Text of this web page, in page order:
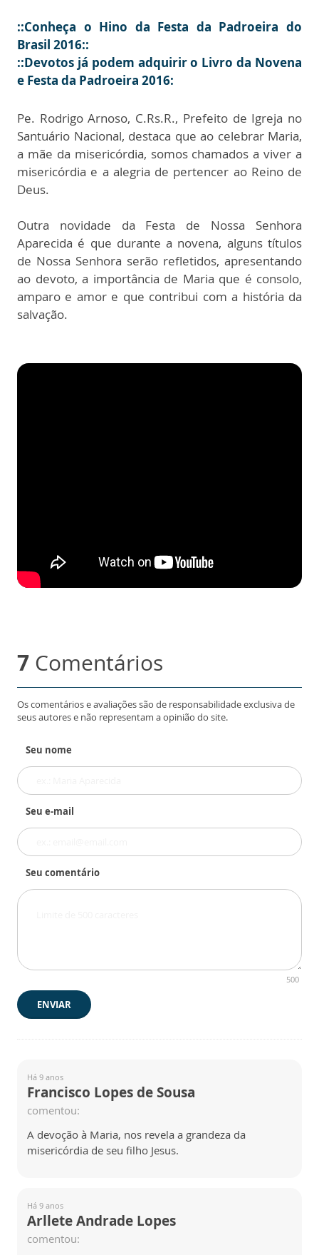
::Conheça o Hino da Festa da Padroeira do
Brasil 2016::
::Devotos já podem adquirir o Livro da Novena
e Festa da Padroeira 2016:
Pe. Rodrigo Arnoso, C.Rs.R., Prefeito de Igreja no
Santuário Nacional, destaca que ao celebrar Maria,
a mãe da misericórdia, somos chamados a viver a
misericórdia e a alegria de pertencer ao Reino de
Deus.
Outra novidade da Festa de Nossa Senhora
Aparecida é que durante a novena, alguns títulos
de Nossa Senhora serão refletidos, apresentando
ao devoto, a importância de Maria que é consolo,
amparo e amor e que contribui com a história da
salvação.
7 Comentários
Os comentários e avaliações são de responsabilidade exclusiva de
seus autores e não representam a opinião do site.
Seu nome
Seu e-mail
Seu comentário
500
ENVIAR
Há 9 anos
Francisco Lopes de Sousa
comentou:
A devoção à Maria, nos revela a grandeza da
misericórdia de seu filho Jesus.
Há 9 anos
Arllete Andrade Lopes
comentou: